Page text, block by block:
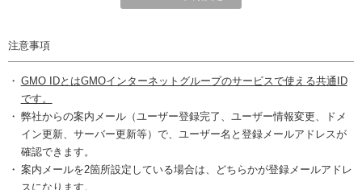
注意事項
GMO IDとはGMOインターネットグループのサービスで使える共通ID
です。
弊社からの案内メール（ユーザー登録完了、ユーザー情報変更、ドメ
イン更新、サーバー更新等）で、ユーザー名と登録メールアドレスが
確認できます。
案内メールを2箇所設定している場合は、どちらかが登録メールアドレ
スになります。